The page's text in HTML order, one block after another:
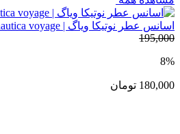
اسانس عطر نوتیکا ویاگ | nautica voyage
195,000
8%
180,000 تومان